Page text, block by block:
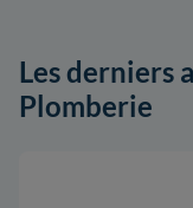
Les derniers
Plomberie